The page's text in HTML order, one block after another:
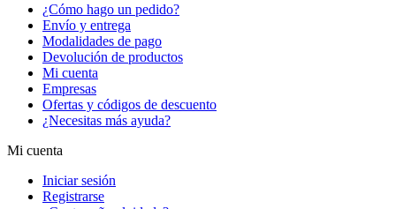
¿Cómo hago un pedido?
Envío y entrega
Modalidades de pago
Devolución de productos
Mi cuenta
Empresas
Ofertas y códigos de descuento
¿Necesitas más ayuda?
Mi cuenta
Iniciar sesión
Registrarse